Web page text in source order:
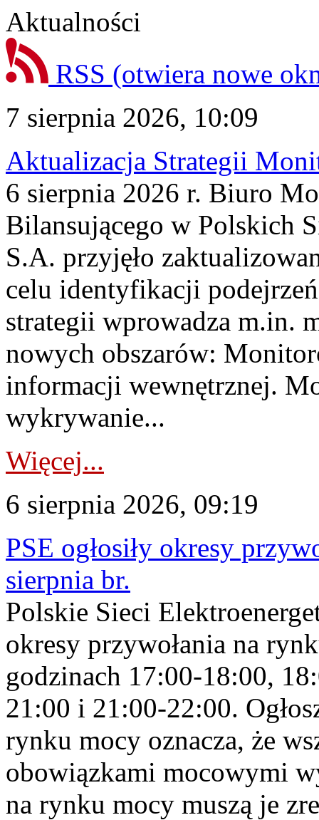
Aktualności
RSS (otwiera nowe
7 sierpnia 2026, 10:09
Aktualizacja Strategii
6 sierpnia 2026 r. Biuro
Bilansującego w Polskich
S.A. przyjęło
celu identyfikacji
strategii wprowadza m.in.
nowych obszarów:
informacji wewnętrznej.
wykrywanie...
Więcej...
6 sierpnia 2026, 09:19
PSE ogłosiły okresy
sierpnia br.
Polskie Sieci
okresy przywołania na
godzinach 17:00-18:00,
21:00 i 21:00-22:00.
rynku mocy oznacza, że
obowiązkami mocowymi
na rynku mocy muszą je